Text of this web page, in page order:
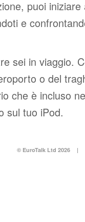
puoi iniziare
e
sei in viaggio.
o del
che è incluso
sul tuo iPod.
© EuroTalk Ltd 2026 |